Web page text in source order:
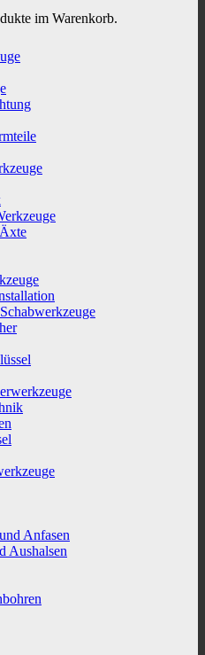
im Warenkorb.
Anfasen
Aushalsen